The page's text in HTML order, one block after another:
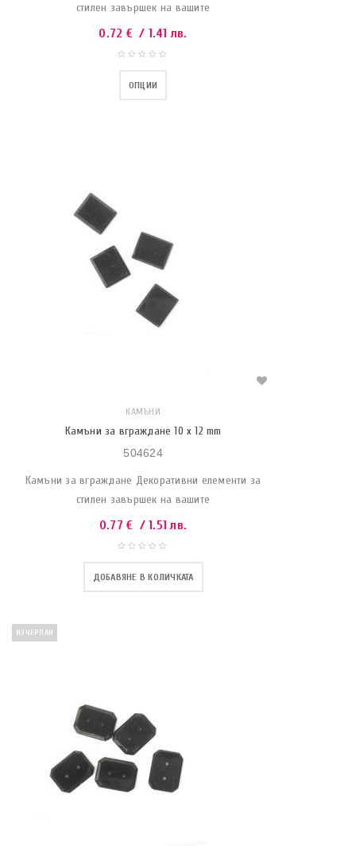
стилен завършек на вашите
0.72 € / 1.41 лв.
ОПЦИИ
КАМЪНИ
Камъни за вграждане 10 x 12 mm
504624
Камъни за вграждане Декоративни елементи за
стилен завършек на вашите
0.77€ / 1.51 лв.
ДОБАВЯНЕ В КОЛИЧКАТА
ИЗЧЕРПАН